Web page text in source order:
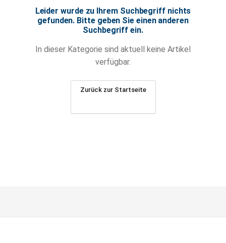
Leider wurde zu Ihrem Suchbegriff nichts
gefunden. Bitte geben Sie einen anderen
Suchbegriff ein.
In dieser Kategorie sind aktuell keine Artikel
verfügbar.
Zurück zur Startseite